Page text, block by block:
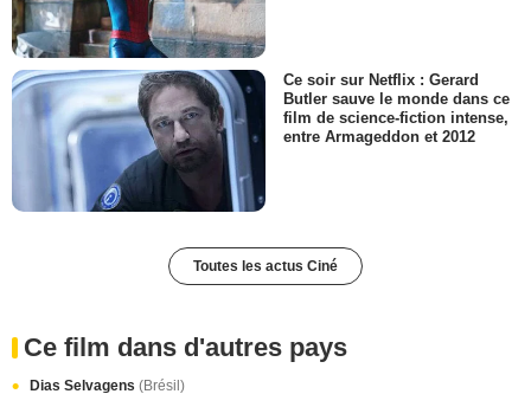
Ce soir sur Netflix : Gerard
Butler sauve le monde dans ce
film de science-fiction intense,
entre Armageddon et 2012
Toutes les actus Ciné
Ce film dans d'autres pays
Dias Selvagens (Brésil)